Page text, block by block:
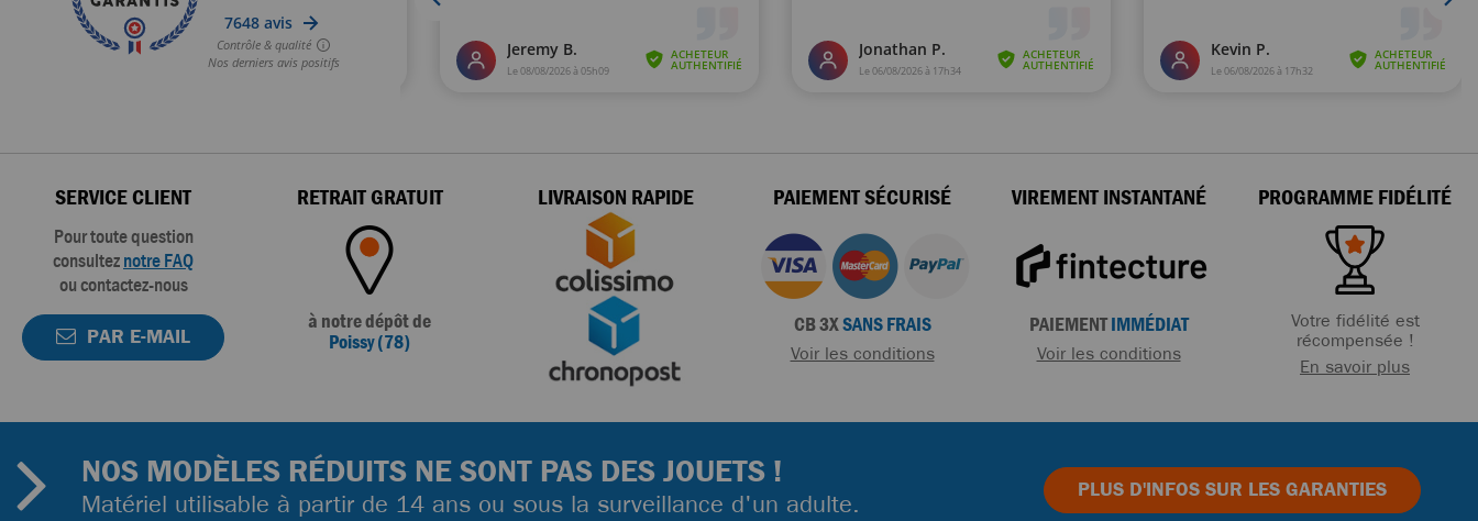
SERVICE CLIENT
Pour toute question
consulteznotre FAQ
ou contactez-nous
PAR E-MAIL
RETRAIT GRATUIT
à notre dépôt de
Poissy (78)
LIVRAISON RAPIDE PAIEMENT SÉCURISÉ
CB 3XSANS FRAIS
Voir les conditions
VIREMENT INSTANTANÉ
PAIEMENTIMMÉDIAT
Voir les conditions
PROGRAMME FIDÉLITÉ
Votre fidélité est
récompensée !
En savoir plus
NOS MODÈLES RÉDUITS NE SONT PAS DES JOUETS !
Matériel utilisable à partir de 14 ans ou sous la surveillance d'un adulte.
PLUS D'INFOSSUR LES GARANTIES